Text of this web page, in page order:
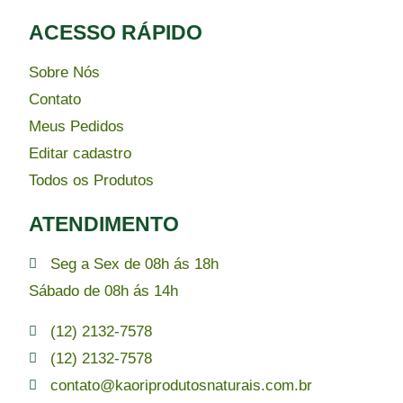
ACESSO RÁPIDO​
Sobre Nós
Contato
Meus Pedidos
Editar cadastro
Todos os Produtos
ATENDIMENTO
Seg a Sex de 08h ás 18h
Sábado de 08h ás 14h
(12) 2132-7578
(12) 2132-7578
contato@kaoriprodutosnaturais.com.br